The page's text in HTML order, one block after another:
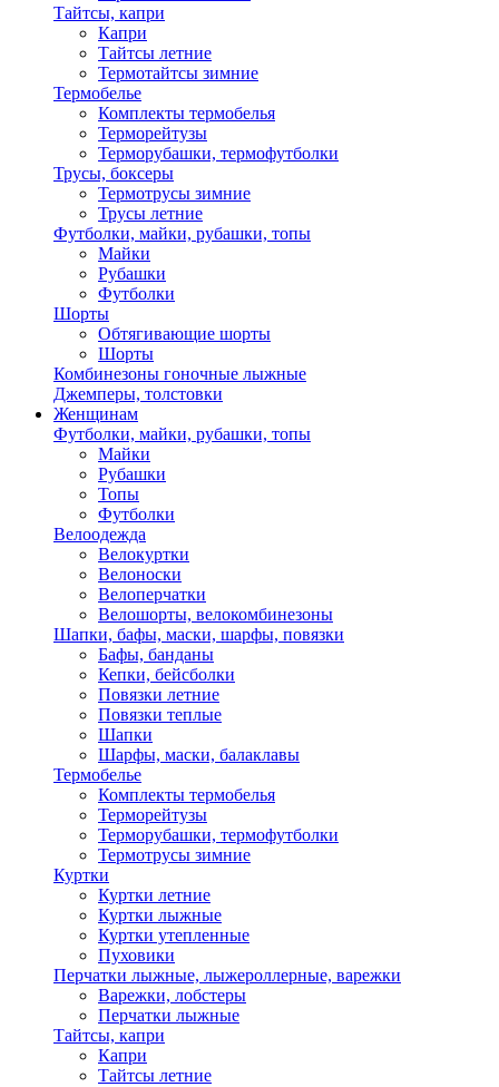
Тайтсы, капри
Капри
Тайтсы летние
Термотайтсы зимние
Термобелье
Комплекты термобелья
Терморейтузы
Терморубашки, термофутболки
Трусы, боксеры
Термотрусы зимние
Трусы летние
Футболки, майки, рубашки, топы
Майки
Рубашки
Футболки
Шорты
Обтягивающие шорты
Шорты
Комбинезоны гоночные лыжные
Джемперы, толстовки
Женщинам
Футболки, майки, рубашки, топы
Майки
Рубашки
Топы
Футболки
Велоодежда
Велокуртки
Велоноски
Велоперчатки
Велошорты, велокомбинезоны
Шапки, бафы, маски, шарфы, повязки
Бафы, банданы
Кепки, бейсболки
Повязки летние
Повязки теплые
Шапки
Шарфы, маски, балаклавы
Термобелье
Комплекты термобелья
Терморейтузы
Терморубашки, термофутболки
Термотрусы зимние
Куртки
Куртки летние
Куртки лыжные
Куртки утепленные
Пуховики
Перчатки лыжные, лыжероллерные, варежки
Варежки, лобстеры
Перчатки лыжные
Тайтсы, капри
Капри
Тайтсы летние